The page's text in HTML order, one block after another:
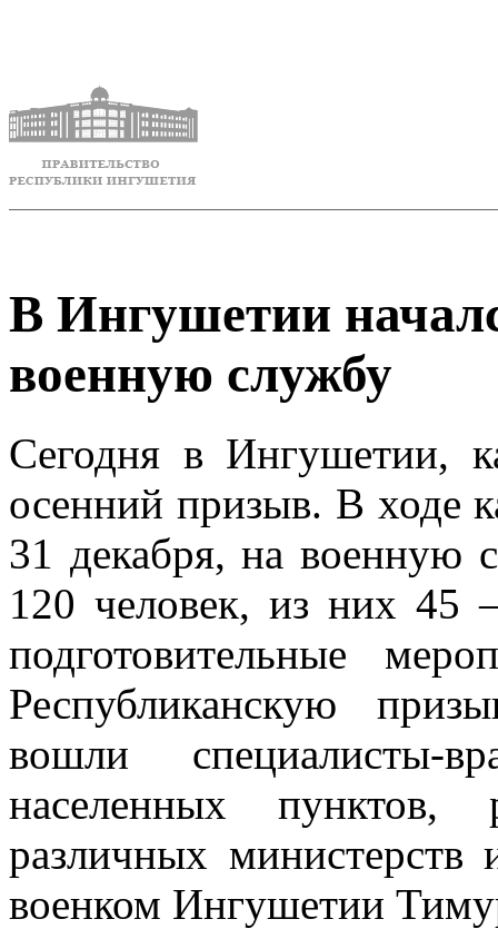
В Ингушетии
военную службу
Сегодня в Ингушетии,
осенний призыв. В ходе
31 декабря, на военную
120 человек, из них 45
подготовительные
Республиканскую
вошли специалисты-
населенных пунктов,
различных министерств
военком Ингушетии